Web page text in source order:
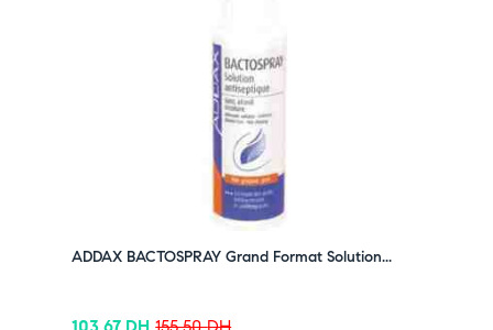
ADDAX BACTOSPRAY Grand Format Solution...